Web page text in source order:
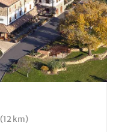
(12 km)